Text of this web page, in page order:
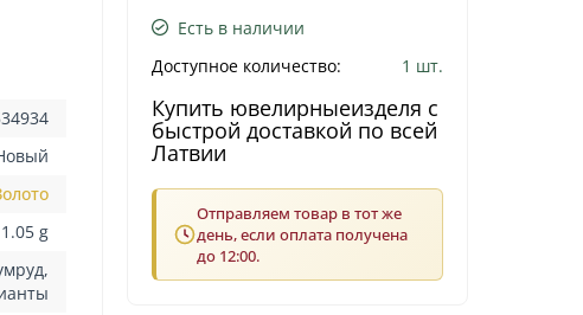
1.05 g
Есть в наличии
Доступное количество:
1 шт.
Купить ювелирныеизделя с
быстрой доставкой по всей
Латвии
Отправляем товар в тот же
день, если оплата получена
до 12:00.